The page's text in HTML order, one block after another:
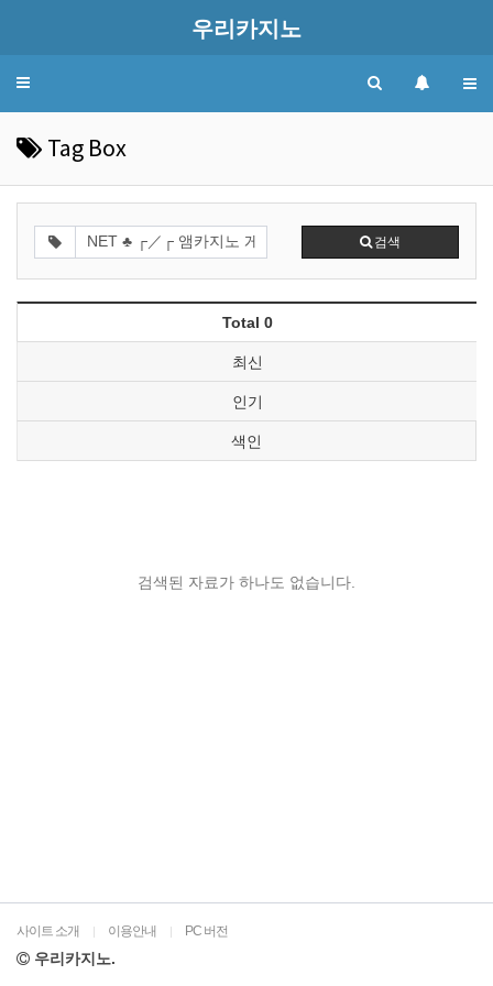
우리카지노
Toggle
Tag Box
검색
Total 0
최신
인기
색인
검색된 자료가 하나도 없습니다.
사이트 소개 | 이용안내 | PC 버전
우리카지노.